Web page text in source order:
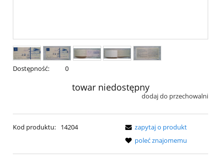
Dostępność: 0
towar niedostępny
dodaj do przechowalni
Kod produktu: 14204
zapytaj o produkt
poleć znajomemu